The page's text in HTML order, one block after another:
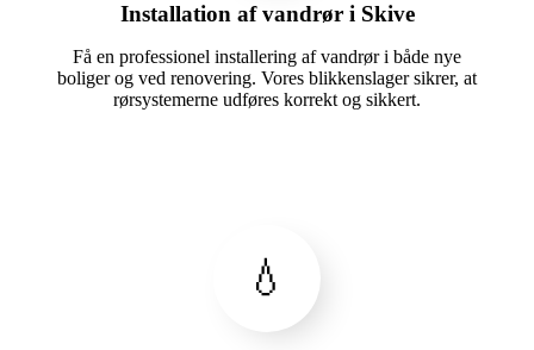
Installation af vandrør i Skive
Få en professionel installering af vandrør i både nye
boliger og ved renovering. Vores blikkenslager sikrer, at
rørsystemerne udføres korrekt og sikkert.
💧